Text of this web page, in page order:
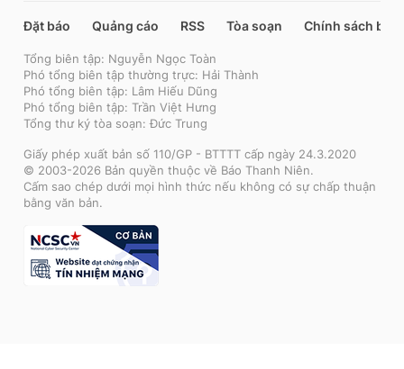
Đặt báo Quảng cáo RSS Tòa soạn Chính sách bảo
Tổng biên tập: Nguyễn Ngọc Toàn
Phó tổng biên tập thường trực: Hải Thành
Phó tổng biên tập: Lâm Hiếu Dũng
Phó tổng biên tập: Trần Việt Hưng
Tổng thư ký tòa soạn: Đức Trung
Giấy phép xuất bản số 110/GP - BTTTT cấp ngày 24.3.2020
© 2003-2026 Bản quyền thuộc về Báo Thanh Niên.
Cấm sao chép dưới mọi hình thức nếu không có sự chấp thuận
bằng văn bản.